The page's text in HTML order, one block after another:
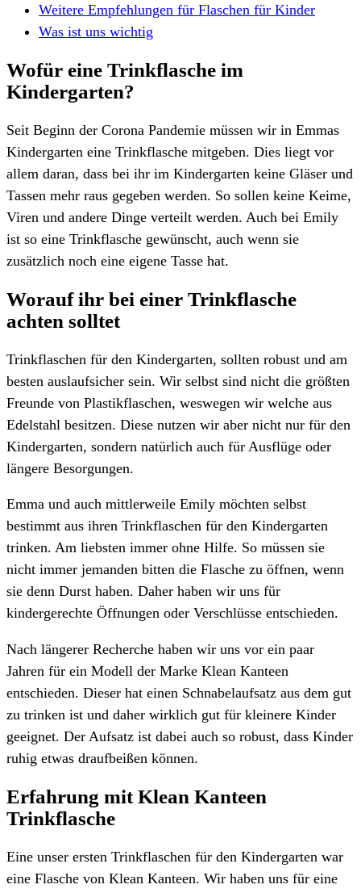
Weitere Empfehlungen für Flaschen für Kinder
Was ist uns wichtig
Wofür eine Trinkflasche im
Kindergarten?
Seit Beginn der Corona Pandemie müssen wir in Emmas
Kindergarten eine Trinkflasche mitgeben. Dies liegt vor
allem daran, dass bei ihr im Kindergarten keine Gläser und
Tassen mehr raus gegeben werden. So sollen keine Keime,
Viren und andere Dinge verteilt werden. Auch bei Emily
ist so eine Trinkflasche gewünscht, auch wenn sie
zusätzlich noch eine eigene Tasse hat.
Worauf ihr bei einer Trinkflasche
achten solltet
Trinkflaschen für den Kindergarten, sollten robust und am
besten auslaufsicher sein. Wir selbst sind nicht die größten
Freunde von Plastikflaschen, weswegen wir welche aus
Edelstahl besitzen. Diese nutzen wir aber nicht nur für den
Kindergarten, sondern natürlich auch für Ausflüge oder
längere Besorgungen.
Emma und auch mittlerweile Emily möchten selbst
bestimmt aus ihren Trinkflaschen für den Kindergarten
trinken. Am liebsten immer ohne Hilfe. So müssen sie
nicht immer jemanden bitten die Flasche zu öffnen, wenn
sie denn Durst haben. Daher haben wir uns für
kindergerechte Öffnungen oder Verschlüsse entschieden.
Nach längerer Recherche haben wir uns vor ein paar
Jahren für ein Modell der Marke Klean Kanteen
entschieden. Dieser hat einen Schnabelaufsatz aus dem gut
zu trinken ist und daher wirklich gut für kleinere Kinder
geeignet. Der Aufsatz ist dabei auch so robust, dass Kinder
ruhig etwas draufbeißen können.
Erfahrung mit Klean Kanteen
Trinkflasche
Eine unser ersten Trinkflaschen für den Kindergarten war
eine Flasche von Klean Kanteen. Wir haben uns für eine